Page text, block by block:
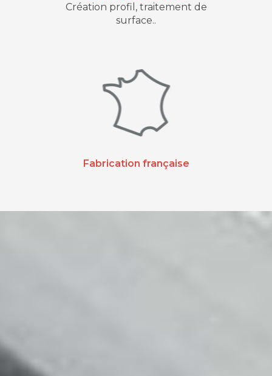
Création profil, traitement de
surface..
Fabrication française